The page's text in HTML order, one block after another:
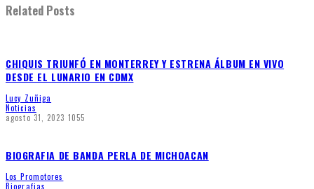
Related Posts
CHIQUIS TRIUNFÓ EN MONTERREY Y ESTRENA ÁLBUM EN VIVO
DESDE EL LUNARIO EN CDMX
Lucy Zuñiga
Noticias
agosto 31, 2023 1055
BIOGRAFIA DE BANDA PERLA DE MICHOACAN
Los Promotores
Biografias